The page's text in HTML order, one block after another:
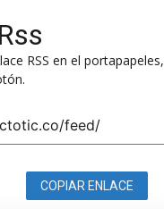
RSS en el portapapeles,
COPIAR ENLACE